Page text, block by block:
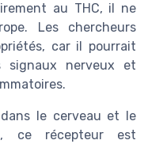
au THC, il ne
Les chercheurs
car il pourrait
signaux nerveux et
le cerveau et le
ce récepteur est